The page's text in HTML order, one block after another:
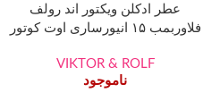
عطر ادکلن ویکتور اند رولف
فلاوربمب ۱۵ انیورساری اوت کوتور
15th Anniversary Haute Couture
Edition
VIKTOR & ROLF
ناموجود